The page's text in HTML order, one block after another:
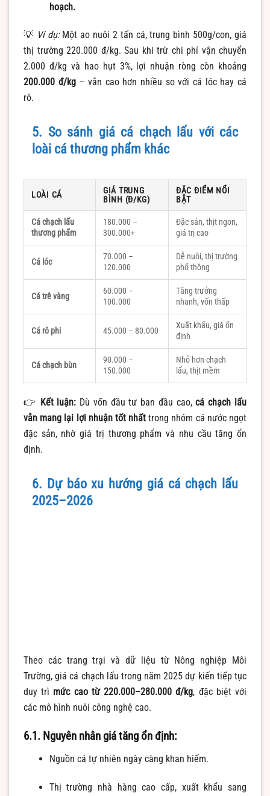
hoạch.
💡 Ví dụ:Một ao nuôi 2 tấn cá, trung bình 500g/con, giá
thị trường 220.000 đ/kg. Sau khi trừ chi phí vận chuyển
2.000 đ/kg và hao hụt 3%, lợi nhuận ròng còn khoảng
200.000 đ/kg– vẫn cao hơn nhiều so với cá lóc hay cá
rô.
5. So sánh giá cá chạch lấu với các
loài cá thương phẩm khác
LOÀI CÁ
GIÁ TRUNG
BÌNH (Đ/KG)
ĐẶC ĐIỂM NỔI
BẬT
Cá chạch lấu
thương phẩm
180.000 –
300.000+
Đặc sản, thịt ngon,
giá trị cao
Cá lóc
70.000 –
120.000
Dễ nuôi, thị trường
phổ thông
Cá trê vàng
60.000 –
100.000
Tăng trưởng
nhanh, vốn thấp
Cá rô phi 45.000 – 80.000
Xuất khẩu, giá ổn
định
Cá chạch bùn
90.000 –
150.000
Nhỏ hơn chạch
lấu, thịt mềm
👉 Kết luận: Dù vốn đầu tư ban đầu cao,cá chạch lấu
vẫn mang lại lợi nhuận tốt nhất trong nhóm cá nước ngọt
đặc sản, nhờ giá trị thương phẩm và nhu cầu tăng ổn
định.
6. Dự báo xu hướng giá cá chạch lấu
2025–2026
Theo các trang trại và dữ liệu từ Nông nghiệp Môi
Trường, giá cá chạch lấu trong năm 2025 dự kiến tiếp tục
duy trì mức cao từ 220.000–280.000 đ/kg, đặc biệt với
các mô hình nuôi công nghệ cao.
6.1. Nguyên nhân giá tăng ổn định:
Nguồn cá tự nhiên ngày càng khan hiếm.
Thị trường nhà hàng cao cấp, xuất khẩu sang